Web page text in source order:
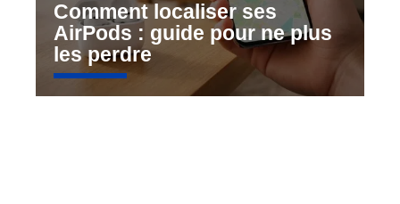
Comment localiser ses
AirPods : guide pour ne plus
les perdre